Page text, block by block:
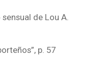
de Lou A.
p. 57